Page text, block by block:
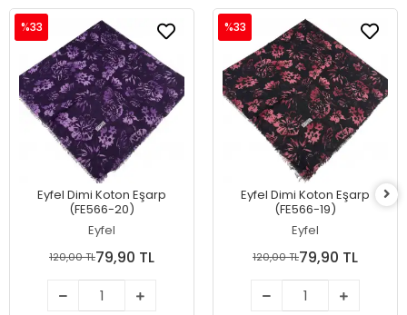
Eyfel Dimi Koton Eşarp
(FE566-20)
Eyfel
%33
120,00 TL79,90 TL
Eyfel Dimi Koton Eşarp
(FE566-19)
Eyfel
%33
120,00 TL79,90 TL